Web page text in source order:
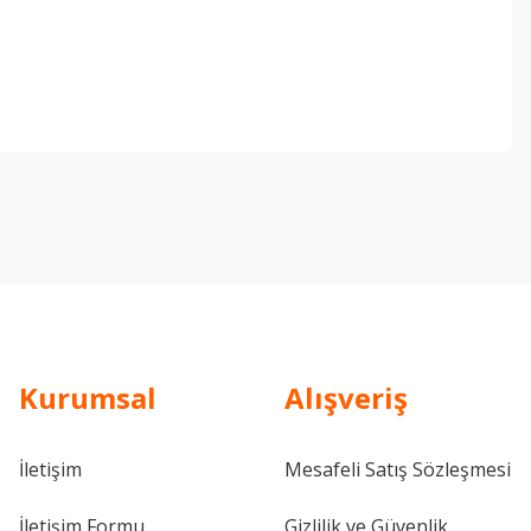
Kurumsal
İletişim
Alışveriş
Mesafeli Satış Sözleşmesi